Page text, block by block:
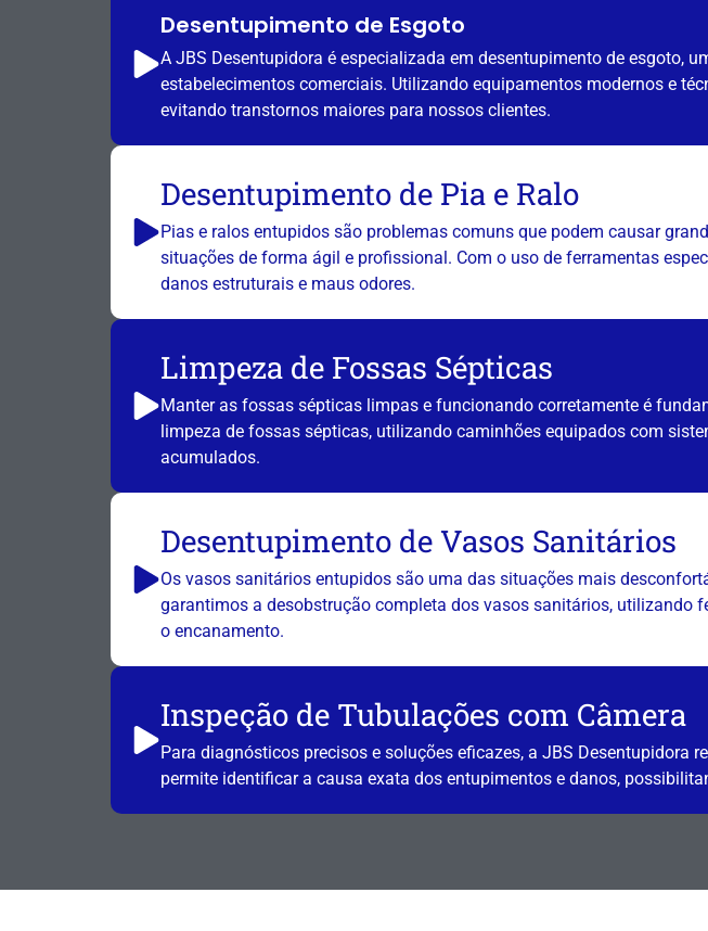
Desentupimento de Esgoto
A JBS Desentupidora é especializada em desentupimento de esgoto,
estabelecimentos comerciais. Utilizando equipamentos modernos e
evitando transtornos maiores para nossos clientes.
Desentupimento de Pia e Ralo
Pias e ralos entupidos são problemas comuns que podem causar
situações de forma ágil e profissional. Com o uso de ferramentas
danos estruturais e maus odores.
Limpeza de Fossas Sépticas
Manter as fossas sépticas limpas e funcionando corretamente é
limpeza de fossas sépticas, utilizando caminhões equipados com
acumulados.
Desentupimento de Vasos Sanitários
Os vasos sanitários entupidos são uma das situações mais
garantimos a desobstrução completa dos vasos sanitários, utilizando
o encanamento.
Inspeção de Tubulações com Câmera
Para diagnósticos precisos e soluções eficazes, a JBS Desentupidora
permite identificar a causa exata dos entupimentos e danos,